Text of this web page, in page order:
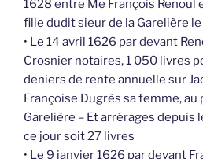
1628 entre Me François Renoul
fille dudit sieur de la Garelière
• Le 14 avril 1626 par devant
Crosnier notaires, 1 050 livres
deniers de rente annuelle sur
Françoise Dugrès sa femme,
Garelière – Et arrérages depuis
ce jour soit 27 livres
• Le 9 janvier 1626 par devant